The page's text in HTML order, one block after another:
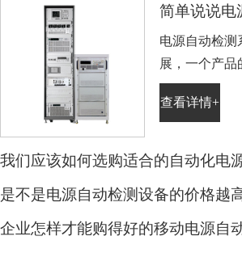
电源自动检测
展，一个产品
定着企业发展
是企业的根本
各类电源产品
电源自动检测
长，让越来越
查看详情+